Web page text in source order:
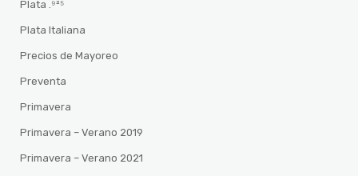
Plata .⁹²⁵
Plata Italiana
Precios de Mayoreo
Preventa
Primavera
Primavera – Verano 2019
Primavera – Verano 2021